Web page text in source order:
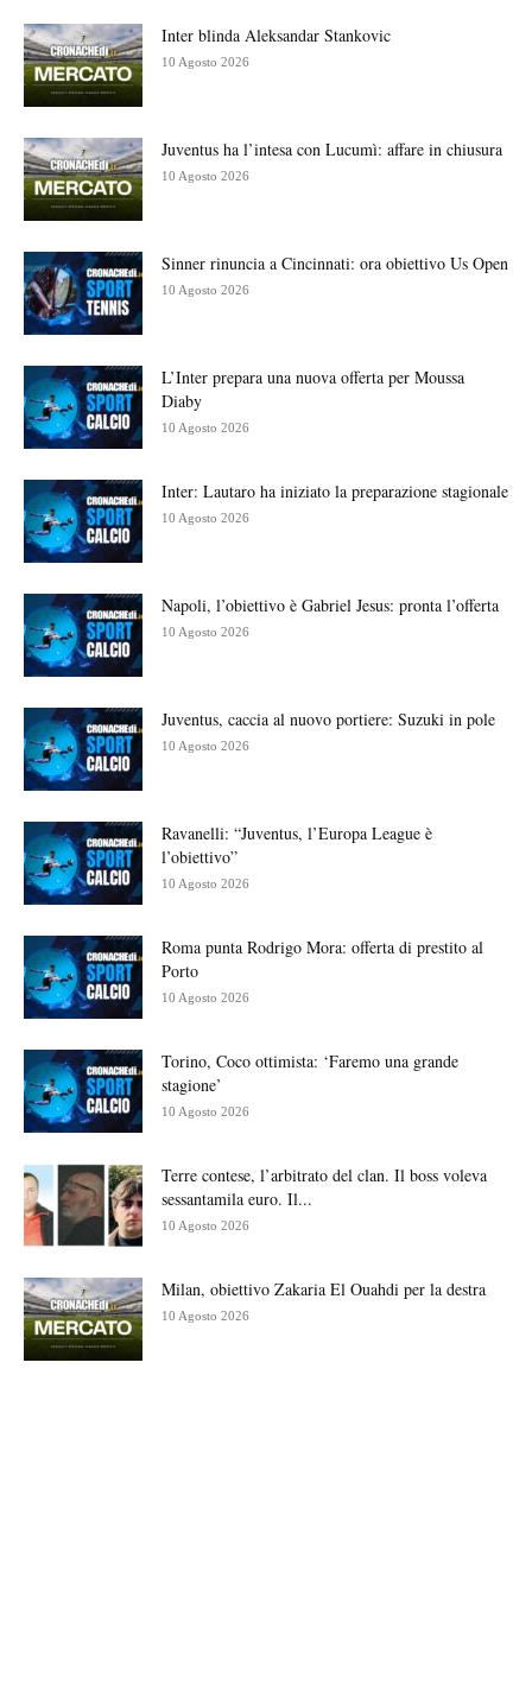
Inter blinda Aleksandar Stankovic
10 Agosto 2026
Juventus ha l’intesa con Lucumì: affare in chiusura
10 Agosto 2026
Sinner rinuncia a Cincinnati: ora obiettivo Us Open
10 Agosto 2026
L’Inter prepara una nuova offerta per Moussa
Diaby
10 Agosto 2026
Inter: Lautaro ha iniziato la preparazione stagionale
10 Agosto 2026
Napoli, l’obiettivo è Gabriel Jesus: pronta l’offerta
10 Agosto 2026
Juventus, caccia al nuovo portiere: Suzuki in pole
10 Agosto 2026
Ravanelli: “Juventus, l’Europa League è
l’obiettivo”
10 Agosto 2026
Roma punta Rodrigo Mora: offerta di prestito al
Porto
10 Agosto 2026
Torino, Coco ottimista: ‘Faremo una grande
stagione’
10 Agosto 2026
Terre contese, l’arbitrato del clan. Il boss voleva
sessantamila euro. Il...
10 Agosto 2026
Milan, obiettivo Zakaria El Ouahdi per la destra
10 Agosto 2026